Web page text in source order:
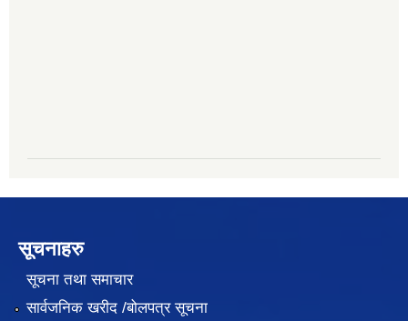
सूचनाहरु
सूचना तथा समाचार
सार्वजनिक खरीद /बोलपत्र सूचना